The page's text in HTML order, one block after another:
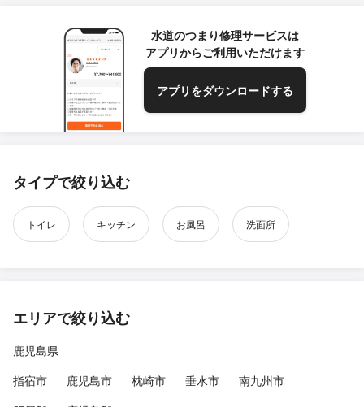
水道のつまり修理サービスは
アプリからご利用いただけます
アプリをダウンロードする
タイプで絞り込む
トイレ キッチン お風呂 洗面所
エリアで絞り込む
鹿児島県
指宿市
鹿児島市 枕崎市 垂水市
南九州市